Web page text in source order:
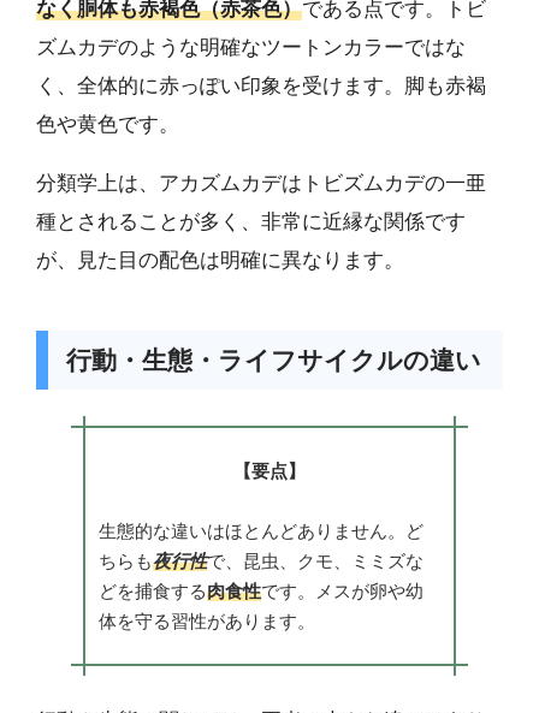
なく胴体も赤褐色（赤茶色）である点です。トビ
ズムカデのような明確なツートンカラーではな
く、全体的に赤っぽい印象を受けます。脚も赤褐
色や黄色です。
分類学上は、アカズムカデはトビズムカデの一亜
種とされることが多く、非常に近縁な関係です
が、見た目の配色は明確に異なります。
行動・生態・ライフサイクルの違い
【要点】
生態的な違いはほとんどありません。ど
ちらも夜行性で、昆虫、クモ、ミミズな
どを捕食する肉食性です。メスが卵や幼
体を守る習性があります。